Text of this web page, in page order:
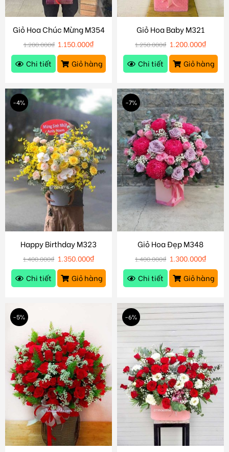
Giỏ Hoa Chúc Mừng M354
1.200.000₫ 1.150.000₫
Chi tiết
Giỏ hàng
Giỏ Hoa Baby M321
1.250.000₫ 1.200.000₫
Chi tiết
Giỏ hàng
-4%
Happy Birthday M323
1.400.000₫ 1.350.000₫
Chi tiết
Giỏ hàng
-7%
Giỏ Hoa Đẹp M348
1.400.000₫ 1.300.000₫
Chi tiết
Giỏ hàng
-5% -6%